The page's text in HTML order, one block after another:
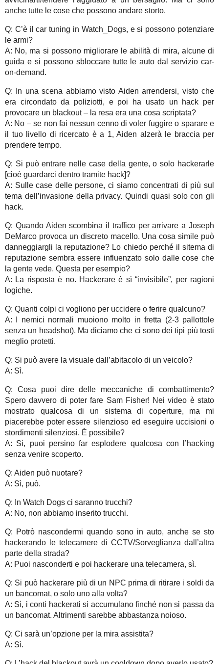
anche tutte le cose che possono andare storto.
Q: C’è il car tuning in Watch_Dogs, e si possono potenziare
le armi?
A: No, ma si possono migliorare le abilità di mira, alcune di
guida e si possono sbloccare tutte le auto dal servizio car-
on-demand.
Q: In una scena abbiamo visto Aiden arrendersi, visto che
era circondato da poliziotti, e poi ha usato un hack per
provocare un blackout – la resa era una cosa scriptata?
A: No – se non fai nessun cenno di voler fuggire o sparare e
il tuo livello di ricercato è a 1, Aiden alzerà le braccia per
prendere tempo.
Q: Si può entrare nelle case della gente, o solo hackerarle
[cioè guardarci dentro tramite hack]?
A: Sulle case delle persone, ci siamo concentrati di più sul
tema dell’invasione della privacy. Quindi quasi solo con gli
hack.
Q: Quando Aiden scombina il traffico per arrivare a Joseph
DeMarco provoca un discreto macello. Una cosa simile può
danneggiargli la reputazione? Lo chiedo perché il sitema di
reputazione sembra essere influenzato solo dalle cose che
la gente vede. Questa per esempio?
A: La risposta è no. Hackerare è sì “invisibile”, per ragioni
logiche.
Q: Quanti colpi ci vogliono per uccidere o ferire qualcuno?
A: I nemici normali muoiono molto in fretta (2-3 pallottole
senza un headshot). Ma diciamo che ci sono dei tipi più tosti
meglio protetti.
Q: Si può avere la visuale dall’abitacolo di un veicolo?
A: Sì.
Q: Cosa puoi dire delle meccaniche di combattimento?
Spero davvero di poter fare Sam Fisher! Nei video è stato
mostrato qualcosa di un sistema di coperture, ma mi
piacerebbe poter essere silenzioso ed eseguire uccisioni o
stordimenti silenziosi. È possibile?
A: Sì, puoi persino far esplodere qualcosa con l’hacking
senza venire scoperto.
Q: Aiden può nuotare?
A: Sì, può.
Q: In Watch Dogs ci saranno trucchi?
A: No, non abbiamo inserito trucchi.
Q: Potrò nascondermi quando sono in auto, anche se sto
hackerando le telecamere di CCTV/Sorveglianza dall’altra
parte della strada?
A: Puoi nasconderti e poi hackerare una telecamera, sì.
Q: Si può hackerare più di un NPC prima di ritirare i soldi da
un bancomat, o solo uno alla volta?
A: Sì, i conti hackerati si accumulano finché non si passa da
un bancomat. Altrimenti sarebbe abbastanza noioso.
Q: Ci sarà un’opzione per la mira assistita?
A: Sì.